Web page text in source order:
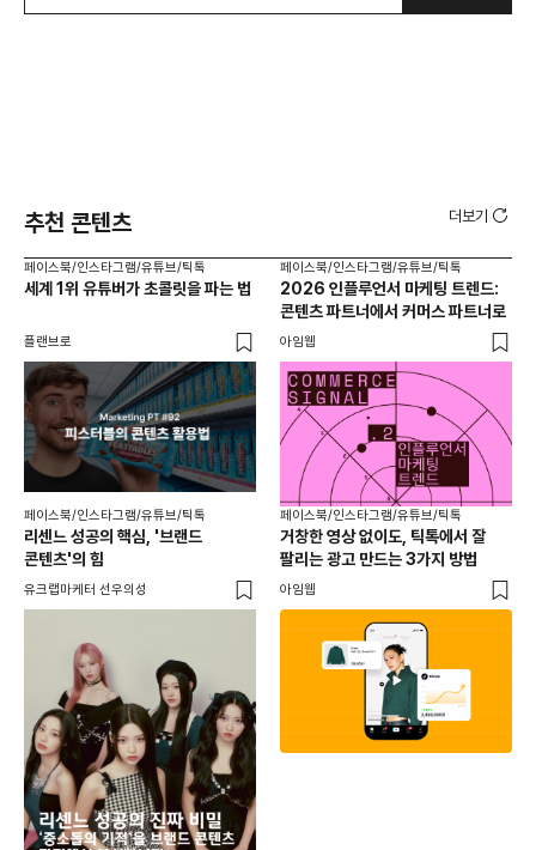
추천 콘텐츠 더보기
페이스북/인스타그램/유튜브/틱톡
세계 1위 유튜버가 초콜릿을 파는 법
플랜브로
페이스북/인스타그램/유튜브/틱톡
2026 인플루언서 마케팅 트렌드:
콘텐츠 파트너에서 커머스 파트너로
아임웹
페이스북/인스타그램/유튜브/틱톡
리센느 성공의 핵심, '브랜드
콘텐츠'의 힘
유크랩마케터 선우의성
페이스북/인스타그램/유튜브/틱톡
거창한 영상 없이도, 틱톡에서 잘
팔리는 광고 만드는 3가지 방법
아임웹